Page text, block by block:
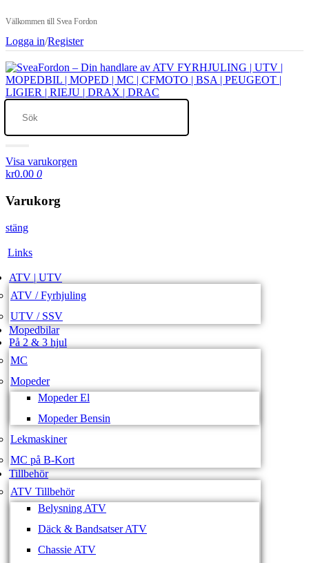
Välkommen till Svea Fordon
Logga in/Register
Visa varukorgen
kr0.00 0
Varukorg
stäng
Links
ATV | UTV
ATV / Fyrhjuling
UTV / SSV
Mopedbilar
På 2 & 3 hjul
MC
Mopeder
Mopeder El
Mopeder Bensin
Lekmaskiner
MC på B-Kort
Tillbehör
ATV Tillbehör
Belysning ATV
Däck & Bandsatser ATV
Chassie ATV